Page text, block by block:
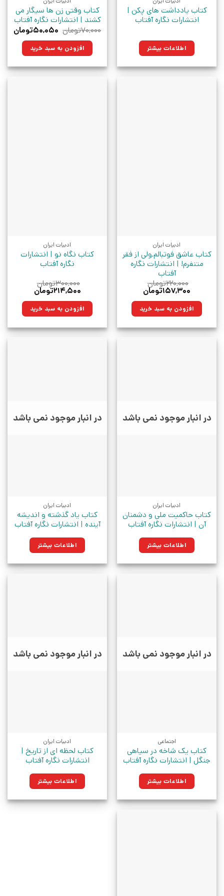
کتاب یادداشت های پکن |
انتشارات نگاره آفتاب
اطلاعات بیشتر
کتاب وقتی زن ها سیگار می
کشند | انتشارات نگاره آفتاب
۷۰,۰۰۰تومان قیمت
۷۰,۰۰۰تومان
بود.
۵۰,۰۵۰تومان
افزودن به سبد خرید
ادبیات ایران
کتاب عاشق فوتبالم,ولی از فقر
متنفرم! | انتشارات نگاره
آفتاب
۲۲۰,۰۰۰تومان
قیمت
۲۲۰,۰۰۰تومان
بود.
۱۵۷,۳۰۰تومان
۱۵۷,۳۰۰تومان.افزودن به سبد خرید
ادبیات ایران
کتاب نگاه نو | انتشارات
نگاره آفتاب
۳۰۰,۰۰۰تومان
قیمت
۳۰۰,۰۰۰تومان
بود.
۲۱۴,۵۰۰تومان
۲۱۴,۵۰۰تومان.افزودن به سبد خرید
در انبار موجود نمی باشد
ادبیات ایران
کتاب حاکمیت ملی و دشمنان
آن | انتشارات نگاره آفتاب
اطلاعات بیشتر
در انبار موجود نمی باشد
ادبیات ایران
کتاب یاد گذشته و اندیشه
آینده | انتشارات نگاره آفتاب
اطلاعات بیشتر
در انبار موجود نمی باشد
اجتماعی
کتاب یک شاخه در سیاهی
جنگل | انتشارات نگاره آفتاب
اطلاعات بیشتر
در انبار موجود نمی باشد
ادبیات ایران
کتاب لحظه ای از تاریخ |
انتشارات نگاره آفتاب
اطلاعات بیشتر